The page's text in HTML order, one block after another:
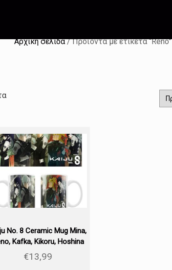
Αρχική σελίδα/ Προϊόντα με ετικέτα “Reno”
No. 8 Ceramic Mug Mina,
Kafka, Kikoru, Hoshina
€13,99